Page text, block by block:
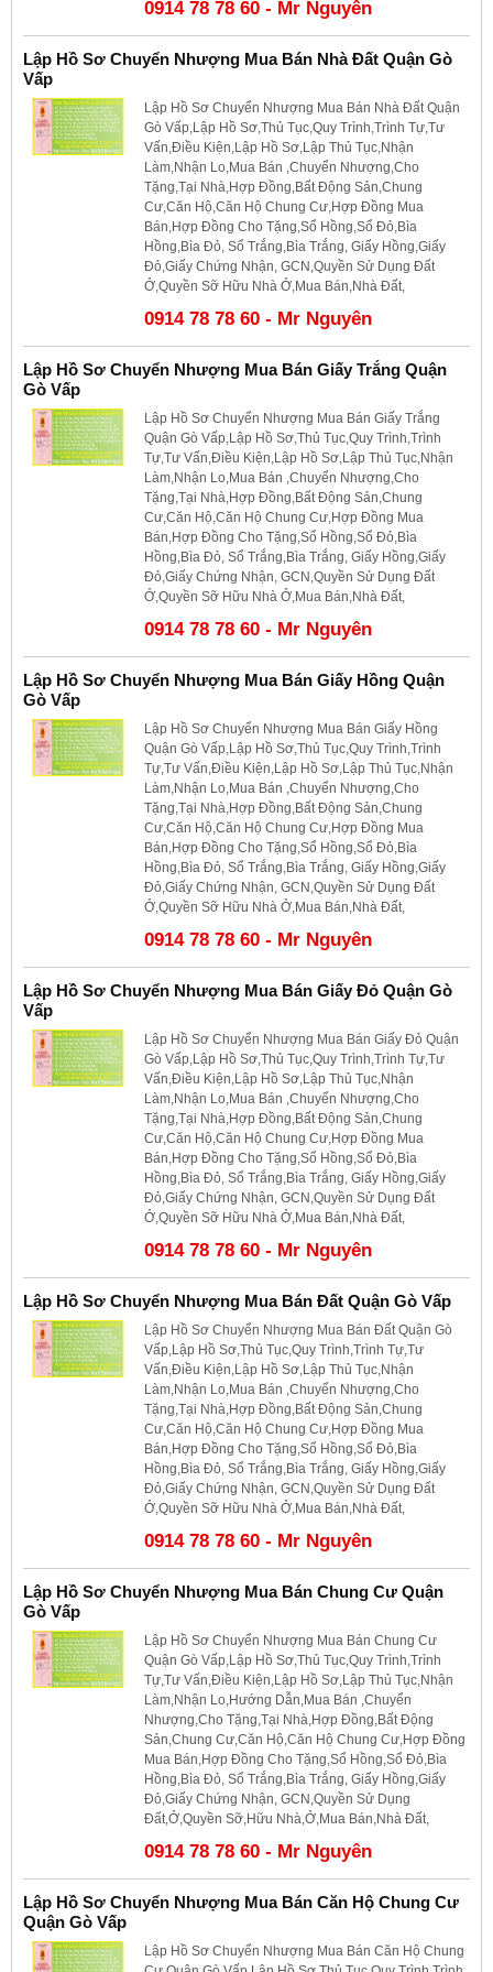
0914 78 78 60 - Mr Nguyên
Lập Hồ Sơ Chuyển Nhượng Mua Bán Nhà Đất Quận Gò
Vấp
Lập Hồ Sơ Chuyển Nhượng Mua Bán Nhà Đất Quận
Gò Vấp,Lập Hồ Sơ,Thủ Tục,Quy Trình,Trình Tự,Tư
Vấn,Điều Kiện,Lập Hồ Sơ,Lập Thủ Tục,Nhận
Làm,Nhận Lo,Mua Bán ,Chuyển Nhượng,Cho
Tặng,Tại Nhà,Hợp Đồng,Bất Động Sản,Chung
Cư,Căn Hộ,Căn Hộ Chung Cư,Hợp Đồng Mua
Bán,Hợp Đồng Cho Tặng,Sổ Hồng,Sổ Đỏ,Bìa
Hồng,Bìa Đỏ, Sổ Trắng,Bìa Trắng, Giấy Hồng,Giấy
Đỏ,Giấy Chứng Nhận, GCN,Quyền Sử Dụng Đất
Ở,Quyền Sỡ Hữu Nhà Ở,Mua Bán,Nhà Đất,
0914 78 78 60 - Mr Nguyên
Lập Hồ Sơ Chuyển Nhượng Mua Bán Giấy Trắng Quận
Gò Vấp
Lập Hồ Sơ Chuyển Nhượng Mua Bán Giấy Trắng
Quận Gò Vấp,Lập Hồ Sơ,Thủ Tục,Quy Trình,Trình
Tự,Tư Vấn,Điều Kiện,Lập Hồ Sơ,Lập Thủ Tục,Nhận
Làm,Nhận Lo,Mua Bán ,Chuyển Nhượng,Cho
Tặng,Tại Nhà,Hợp Đồng,Bất Động Sản,Chung
Cư,Căn Hộ,Căn Hộ Chung Cư,Hợp Đồng Mua
Bán,Hợp Đồng Cho Tặng,Sổ Hồng,Sổ Đỏ,Bìa
Hồng,Bìa Đỏ, Sổ Trắng,Bìa Trắng, Giấy Hồng,Giấy
Đỏ,Giấy Chứng Nhận, GCN,Quyền Sử Dụng Đất
Ở,Quyền Sỡ Hữu Nhà Ở,Mua Bán,Nhà Đất,
0914 78 78 60 - Mr Nguyên
Lập Hồ Sơ Chuyển Nhượng Mua Bán Giấy Hồng Quận
Gò Vấp
Lập Hồ Sơ Chuyển Nhượng Mua Bán Giấy Hồng
Quận Gò Vấp,Lập Hồ Sơ,Thủ Tục,Quy Trình,Trình
Tự,Tư Vấn,Điều Kiện,Lập Hồ Sơ,Lập Thủ Tục,Nhận
Làm,Nhận Lo,Mua Bán ,Chuyển Nhượng,Cho
Tặng,Tại Nhà,Hợp Đồng,Bất Động Sản,Chung
Cư,Căn Hộ,Căn Hộ Chung Cư,Hợp Đồng Mua
Bán,Hợp Đồng Cho Tặng,Sổ Hồng,Sổ Đỏ,Bìa
Hồng,Bìa Đỏ, Sổ Trắng,Bìa Trắng, Giấy Hồng,Giấy
Đỏ,Giấy Chứng Nhận, GCN,Quyền Sử Dụng Đất
Ở,Quyền Sỡ Hữu Nhà Ở,Mua Bán,Nhà Đất,
0914 78 78 60 - Mr Nguyên
Lập Hồ Sơ Chuyển Nhượng Mua Bán Giấy Đỏ Quận Gò
Vấp
Lập Hồ Sơ Chuyển Nhượng Mua Bán Giấy Đỏ Quận
Gò Vấp,Lập Hồ Sơ,Thủ Tục,Quy Trình,Trình Tự,Tư
Vấn,Điều Kiện,Lập Hồ Sơ,Lập Thủ Tục,Nhận
Làm,Nhận Lo,Mua Bán ,Chuyển Nhượng,Cho
Tặng,Tại Nhà,Hợp Đồng,Bất Động Sản,Chung
Cư,Căn Hộ,Căn Hộ Chung Cư,Hợp Đồng Mua
Bán,Hợp Đồng Cho Tặng,Sổ Hồng,Sổ Đỏ,Bìa
Hồng,Bìa Đỏ, Sổ Trắng,Bìa Trắng, Giấy Hồng,Giấy
Đỏ,Giấy Chứng Nhận, GCN,Quyền Sử Dụng Đất
Ở,Quyền Sỡ Hữu Nhà Ở,Mua Bán,Nhà Đất,
0914 78 78 60 - Mr Nguyên
Lập Hồ Sơ Chuyển Nhượng Mua Bán Đất Quận Gò Vấp
Lập Hồ Sơ Chuyển Nhượng Mua Bán Đất Quận Gò
Vấp,Lập Hồ Sơ,Thủ Tục,Quy Trình,Trình Tự,Tư
Vấn,Điều Kiện,Lập Hồ Sơ,Lập Thủ Tục,Nhận
Làm,Nhận Lo,Mua Bán ,Chuyển Nhượng,Cho
Tặng,Tại Nhà,Hợp Đồng,Bất Động Sản,Chung
Cư,Căn Hộ,Căn Hộ Chung Cư,Hợp Đồng Mua
Bán,Hợp Đồng Cho Tặng,Sổ Hồng,Sổ Đỏ,Bìa
Hồng,Bìa Đỏ, Sổ Trắng,Bìa Trắng, Giấy Hồng,Giấy
Đỏ,Giấy Chứng Nhận, GCN,Quyền Sử Dụng Đất
Ở,Quyền Sỡ Hữu Nhà Ở,Mua Bán,Nhà Đất,
0914 78 78 60 - Mr Nguyên
Lập Hồ Sơ Chuyển Nhượng Mua Bán Chung Cư Quận
Gò Vấp
Lập Hồ Sơ Chuyển Nhượng Mua Bán Chung Cư
Quận Gò Vấp,Lập Hồ Sơ,Thủ Tục,Quy Trình,Trình
Tự,Tư Vấn,Điều Kiện,Lập Hồ Sơ,Lập Thủ Tục,Nhận
Làm,Nhận Lo,Hướng Dẫn,Mua Bán ,Chuyển
Nhượng,Cho Tặng,Tại Nhà,Hợp Đồng,Bất Động
Sản,Chung Cư,Căn Hộ,Căn Hộ Chung Cư,Hợp Đồng
Mua Bán,Hợp Đồng Cho Tặng,Sổ Hồng,Sổ Đỏ,Bìa
Hồng,Bìa Đỏ, Sổ Trắng,Bìa Trắng, Giấy Hồng,Giấy
Đỏ,Giấy Chứng Nhận, GCN,Quyền Sử Dụng
Đất,Ở,Quyền Sỡ,Hữu Nhà,Ở,Mua Bán,Nhà Đất,
0914 78 78 60 - Mr Nguyên
Lập Hồ Sơ Chuyển Nhượng Mua Bán Căn Hộ Chung Cư
Quận Gò Vấp
Lập Hồ Sơ Chuyển Nhượng Mua Bán Căn Hộ Chung